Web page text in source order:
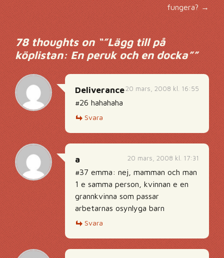
fungera?→
78 thoughts on “”Lägg till på
köplistan: En peruk och en docka””
20 mars, 2008 kl. 16:55
Deliverance
#26 hahahaha
Svara
20 mars, 2008 kl. 17:31
a
#37 emma: nej, mamman och man
1 e samma person, kvinnan e en
grannkvinna som passar
arbetarnas osynlyga barn
Svara